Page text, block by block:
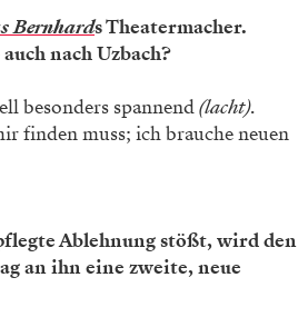
Bernhards Theatermacher.
nach Uzbach?
besonders spannend(lacht).
finden muss; ich brauche neuen
Ablehnung stößt, wird den
an ihn eine zweite, neue